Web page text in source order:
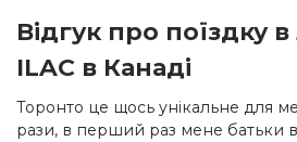
Відгук про поїздку в
ILAC в Канаді
Торонто це щось унікальне для
рази, в перший раз мене батьки